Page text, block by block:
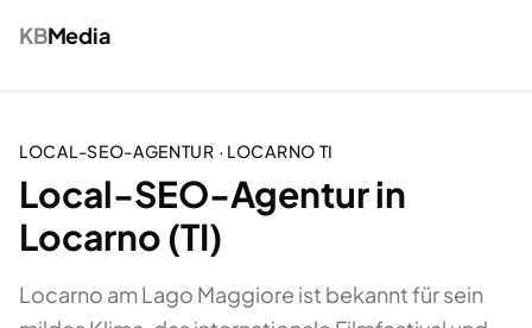
KBMedia
LOCAL-SEO-AGENTUR · LOCARNO TI
Local-SEO-Agentur in
Locarno (TI)
Locarno am Lago Maggiore ist bekannt für sein